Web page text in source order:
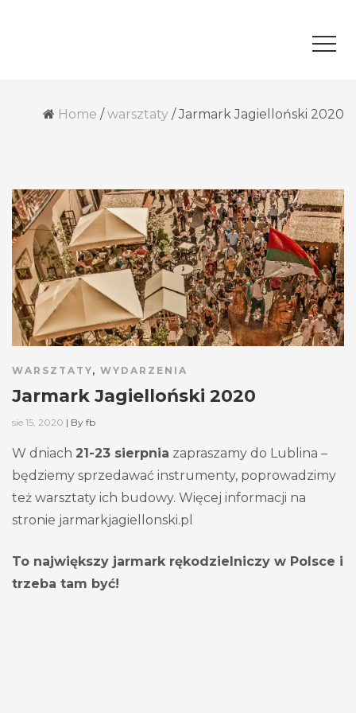
Home /warsztaty /Jarmark Jagielloński 2020
WARSZTATY, WYDARZENIA
Jarmark Jagielloński 2020
sie 15, 2020 | By fb
W dniach 21-23 sierpnia zapraszamy do Lublina –
będziemy sprzedawać instrumenty, poprowadzimy
też warsztaty ich budowy. Więcej informacji na
stronie jarmarkjagiellonski.pl
To największy jarmark rękodzielniczy w Polsce i
trzeba tam być!